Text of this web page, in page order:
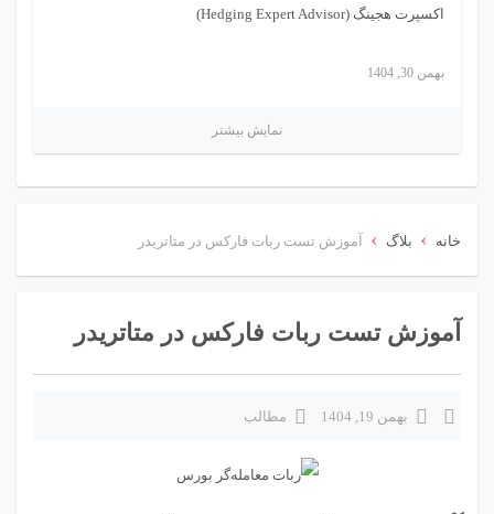
اکسپرت هجینگ (Hedging Expert Advisor)
بهمن 30, 1404
نمایش بیشتر
خانه › بلاگ › آموزش تست ربات فارکس در متاتریدر
آموزش تست ربات فارکس در متاتریدر
بهمن 19, 1404 مطالب